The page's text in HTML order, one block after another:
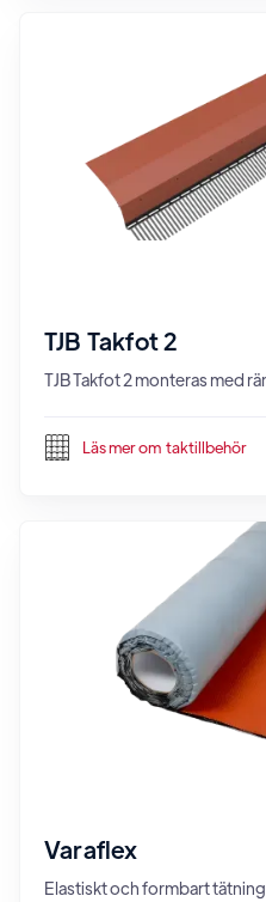
TJB Takfot 2
TJB Takfot 2 monteras med
Läs mer om taktillbehör
Varaflex
Elastiskt och formbart